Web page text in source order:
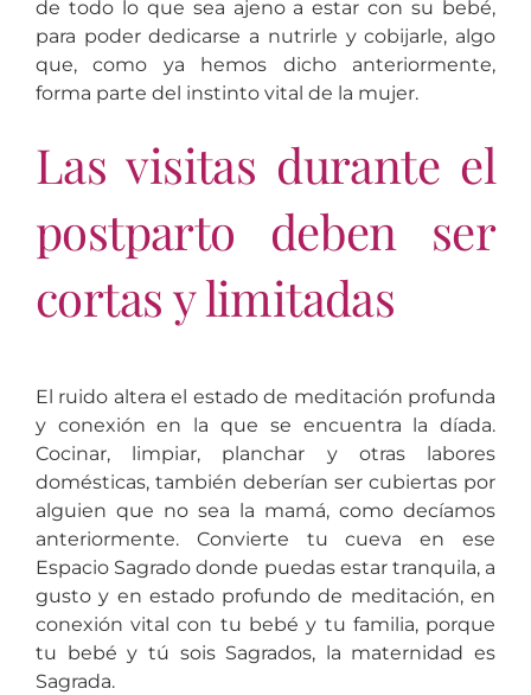
de todo lo que sea ajeno a estar con su bebé,
para poder dedicarse a nutrirle y cobijarle, algo
que, como ya hemos dicho anteriormente,
forma parte del instinto vital de la mujer.
Las visitas durante el
postparto deben ser
cortas y limitadas
El ruido altera el estado de meditación profunda
y conexión en la que se encuentra la díada.
Cocinar, limpiar, planchar y otras labores
domésticas, también deberían ser cubiertas por
alguien que no sea la mamá, como decíamos
anteriormente. Convierte tu cueva en ese
Espacio Sagrado donde puedas estar tranquila, a
gusto y en estado profundo de meditación, en
conexión vital con tu bebé y tu familia, porque
tu bebé y tú sois Sagrados, la maternidad es
Sagrada.